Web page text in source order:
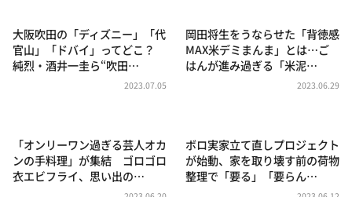
news おかえり
河合＆A.B.C-Z塚田×福井アナ「なんでやねん！？」
（news おかえり）
朝だ！生です旅サラダ
教えて！ニュースライブ 正義のミカタ
大阪吹田の「ディズニー」「代
官山」「ドバイ」ってどこ？
純烈・酒井一圭ら“吹田…
2023.07.05
岡田将生をうならせた「背徳感
MAX米デミまんま」とは…ご
はんが進み過ぎる「米泥…
2023.06.29
「オンリーワン過ぎる芸人オカ
ンの手料理」が集結 ゴロゴロ
衣エビフライ、思い出の…
ボロ実家立て直しプロジェクト
が始動、家を取り壊す前の荷物
整理で「要る」「要らん…